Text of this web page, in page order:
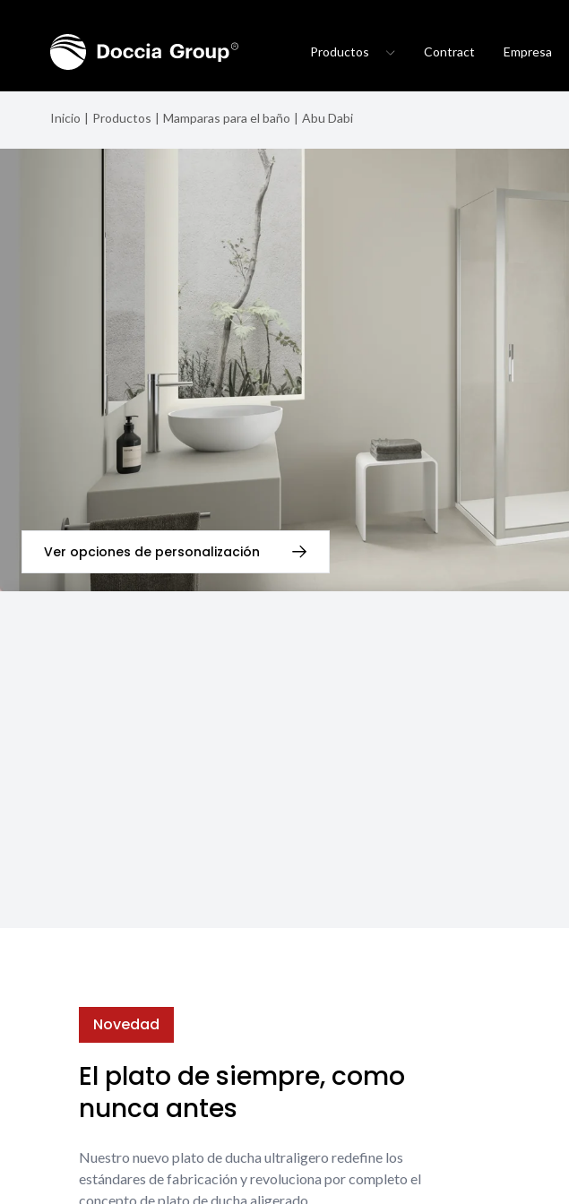
Productos Contract Empresa
Inicio Productos Mamparas para el baño Abu Dabi
Ver opciones de personalización
Novedad
El plato de siempre, como
nunca antes
Nuestro nuevo plato de ducha ultraligero redefine los
estándares de fabricación y revoluciona por completo el
concepto de plato de ducha aligerado.